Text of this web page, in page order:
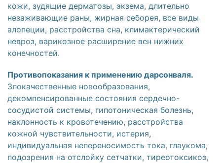
кожи, зудящие дерматозы, экзема, длительно
незаживающие раны, жирная себорея, все виды
алопеции, расстройства сна, климактерический
невроз, варикозное расширение вен нижних
конечностей.
Противопоказания к применению дарсонваля.
Злокачественные новообразования,
декомпенсированные состояния сердечно-
сосудистой системы, гипотоническая болезнь,
наклонность к кровотечению, расстройства
кожной чувствительности, истерия,
индивидуальная непереносимость тока, глаукома,
подозрения на отслойку сетчатки, тиреотоксикоз,